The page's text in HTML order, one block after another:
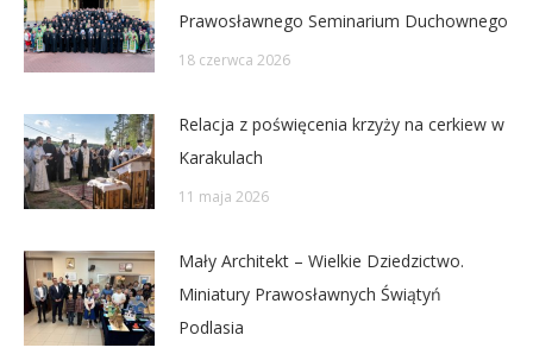
Prawosławnego Seminarium Duchownego
18 czerwca 2026
Relacja z poświęcenia krzyży na cerkiew w
Karakulach
11 maja 2026
Mały Architekt – Wielkie Dziedzictwo.
Miniatury Prawosławnych Świątyń
Podlasia